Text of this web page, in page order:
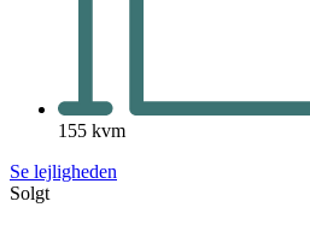
155 kvm
Se lejligheden
Solgt